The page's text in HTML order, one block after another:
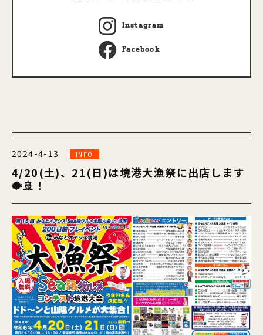
Instagram
Facebook
2024-4-13 INFO
4/20(土)、21(日)は境港大漁祭に出店します
🐡🚢！